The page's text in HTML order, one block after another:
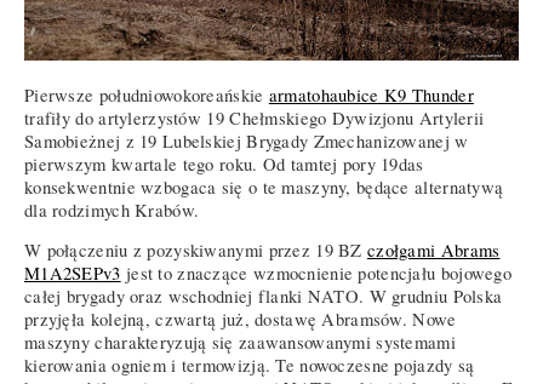
Pierwsze południowokoreańskie armatohaubice K9 Thunder
trafiły do artylerzystów 19 Chełmskiego Dywizjonu Artylerii
Samobieżnej z 19 Lubelskiej Brygady Zmechanizowanej w
pierwszym kwartale tego roku. Od tamtej pory 19das
konsekwentnie wzbogaca się o te maszyny, będące alternatywą
dla rodzimych Krabów.
W połączeniu z pozyskiwanymi przez 19 BZczołgami Abrams
M1A2SEPv3 jest to znaczące wzmocnienie potencjału bojowego
całej brygady oraz wschodniej flanki NATO. W grudniu Polska
przyjęła kolejną, czwartą już, dostawę Abramsów. Nowe
maszyny charakteryzują się zaawansowanymi systemami
kierowania ogniem i termowizją. Te nowoczesne pojazdy są